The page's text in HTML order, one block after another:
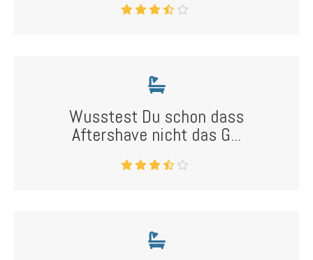
Wusstest Du schon dass
Aftershave nicht das G...